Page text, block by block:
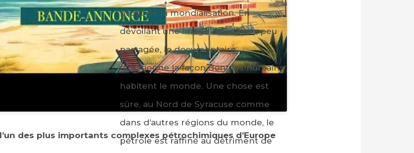
profit de la mondialisation. En
dévoilant une image de la Sicile peu
partagée, le documentaire
questionne la façon dont les humains
habitent le monde. Une chose est
sûre, au Nord de Syracuse comme
dans d’autres régions du monde, le
pétrole est raffiné au détriment de
des plus importants complexes pétrochimiques d’Europe